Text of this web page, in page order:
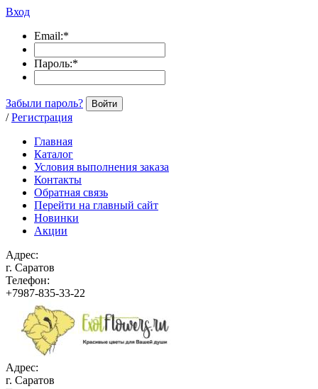
Вход
Email:*
Пароль:*
Забыли пароль? Войти
/ Регистрация
Главная
Каталог
Условия выполнения заказа
Контакты
Обратная связь
Перейти на главный сайт
Новинки
Акции
Адрес:
г. Саратов
Телефон:
+7987-835-33-22
Адрес:
г. Саратов